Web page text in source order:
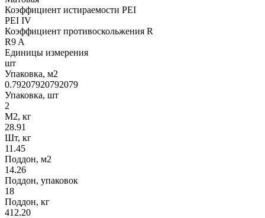
Коэффициент истираемости PEI
PEI IV
Коэффициент противоскольжения R
R9 A
Единицы измерения
шт
Упаковка, м2
0.79207920792079
Упаковка, шт
2
М2, кг
28.91
Шт, кг
11.45
Поддон, м2
14.26
Поддон, упаковок
18
Поддон, кг
412.20